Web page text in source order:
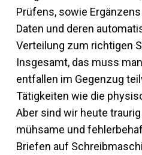
Prüfens, sowie
Daten und deren
Verteilung zum richtigen
Insgesamt, das muss
entfallen im Gegenzug
Tätigkeiten wie die
Aber sind wir heute
mühsame und
Briefen auf